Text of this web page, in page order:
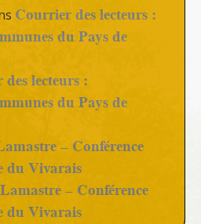
Courrier des lecteurs :
du Pays de
lecteurs :
du Pays de
– Conférence
du Vivarais
Lamastre – Conférence
du Vivarais